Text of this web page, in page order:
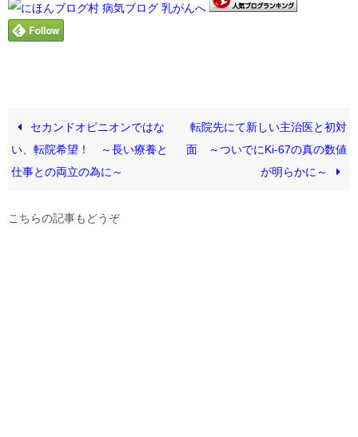
セカンドオピニオンではな
い、転院希望！ ～長い療養と
仕事との両立の為に～
転院先にて新しい主治医と初対
面 ～ついでにKi-67の真の数値
が明らかに～
こちらの記事もどうぞ